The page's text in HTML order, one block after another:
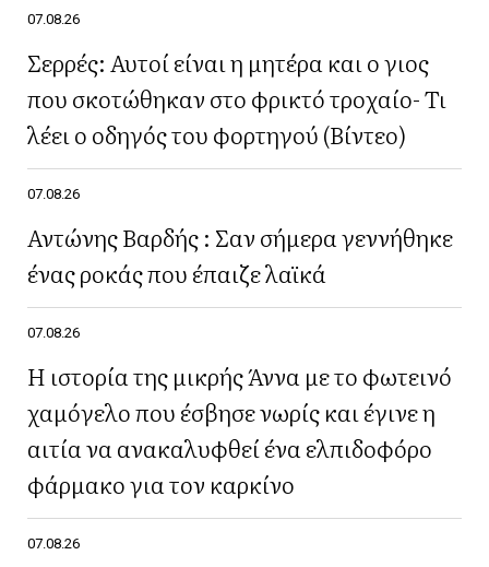
07.08.26
Σερρές: Αυτοί είναι η μητέρα και ο γιος
που σκοτώθηκαν στο φρικτό τροχαίο- Τι
λέει ο οδηγός του φορτηγού (Βίντεο)
07.08.26
Αντώνης Βαρδής : Σαν σήμερα γεννήθηκε
ένας ροκάς που έπαιζε λαϊκά
07.08.26
Η ιστορία της μικρής Άννα με το φωτεινό
χαμόγελο που έσβησε νωρίς και έγινε η
αιτία να ανακαλυφθεί ένα ελπιδοφόρο
φάρμακο για τον καρκίνο
07.08.26